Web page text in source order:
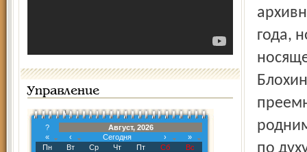
Управление
?
Август, 2026
«
‹ Сегодня ›
»
Пн
Вт Ср Чт Пт Сб
Вс
года,
по